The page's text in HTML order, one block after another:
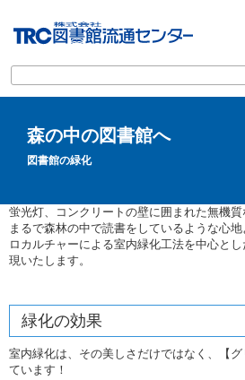
森の中の図書館へ
図書館の緑化
蛍光灯、コンクリートの壁に囲まれた無機質
まるで森林の中で読書をしているような心
ロカルチャーによる室内緑化工法を中心と
現いたします。
緑化の効果
室内緑化は、その美しさだけではなく、【
ています！